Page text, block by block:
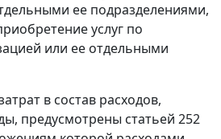
ее подразделениями,
услуг по
или ее отдельными
в состав расходов,
предусмотрены статьей 252